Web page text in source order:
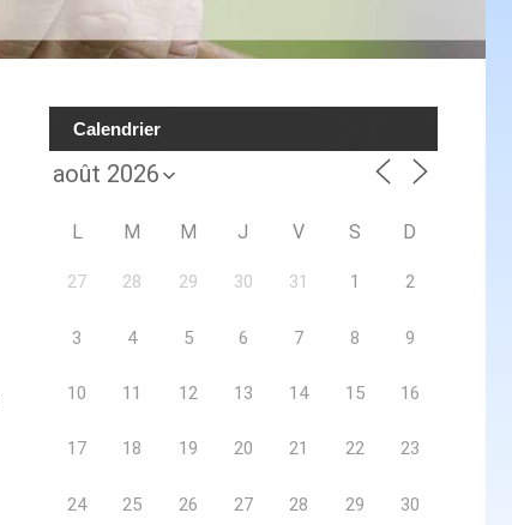
Calendrier
L M M J V S D
27 28 29 30 31 1 2
3 4 5 6 7 8 9
10 11 12 13 14 15 16
17 18 19 20 21 22 23
24 25 26 27 28 29 30